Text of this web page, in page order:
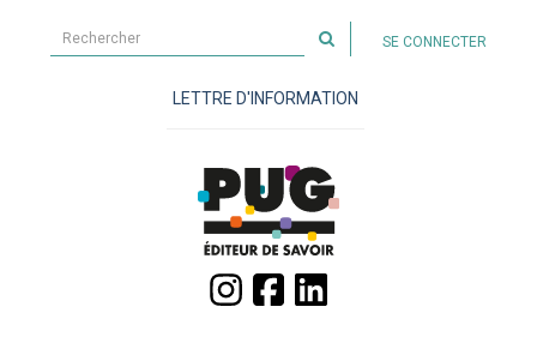
sur
site
SE CONNECTER
LETTRE D'INFORMATION